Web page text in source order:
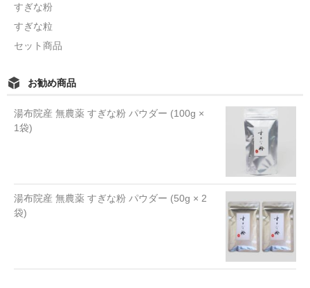
すぎな粉
すぎな粒
セット商品
お勧め商品
湯布院産 無農薬 すぎな粉 パウダー (100g ×
1袋)
湯布院産 無農薬 すぎな粉 パウダー (50g × 2
袋)